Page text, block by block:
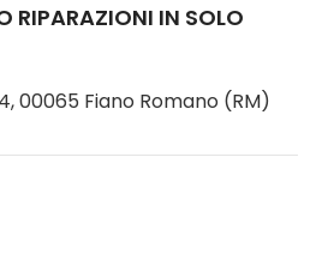
RIPARAZIONI IN SOLO
00065 Fiano Romano (RM)